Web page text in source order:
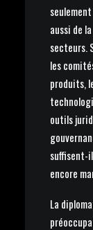
aussi de
secteurs.
les
produits,
outils
suffisent-
encore
La